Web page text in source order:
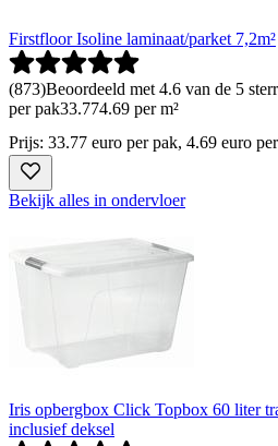
Firstfloor Isoline laminaat/parket 7,2m²
(873)Beoordeeld met 4.6 van de 5
per pak33.774.69 per m²
Prijs: 33.77 euro per pak, 4.69 euro
Bekijk alles in ondervloer
Iris opbergbox Click Topbox 60 liter
inclusief deksel